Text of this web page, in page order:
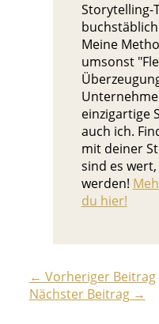
Storytelling-
Meine
umsonst
einzigartige
auch ich.
mit deiner
sind es
werden!
du hier!
← Vorheriger Beitrag
Nächster Beitrag →